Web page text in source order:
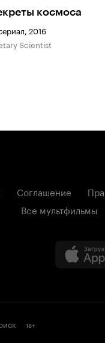
космоса
2016
Scientist
Соглашение
Все мультфильмы
18+